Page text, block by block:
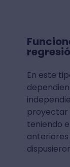
En este
proyectar
teniendo
anteriores